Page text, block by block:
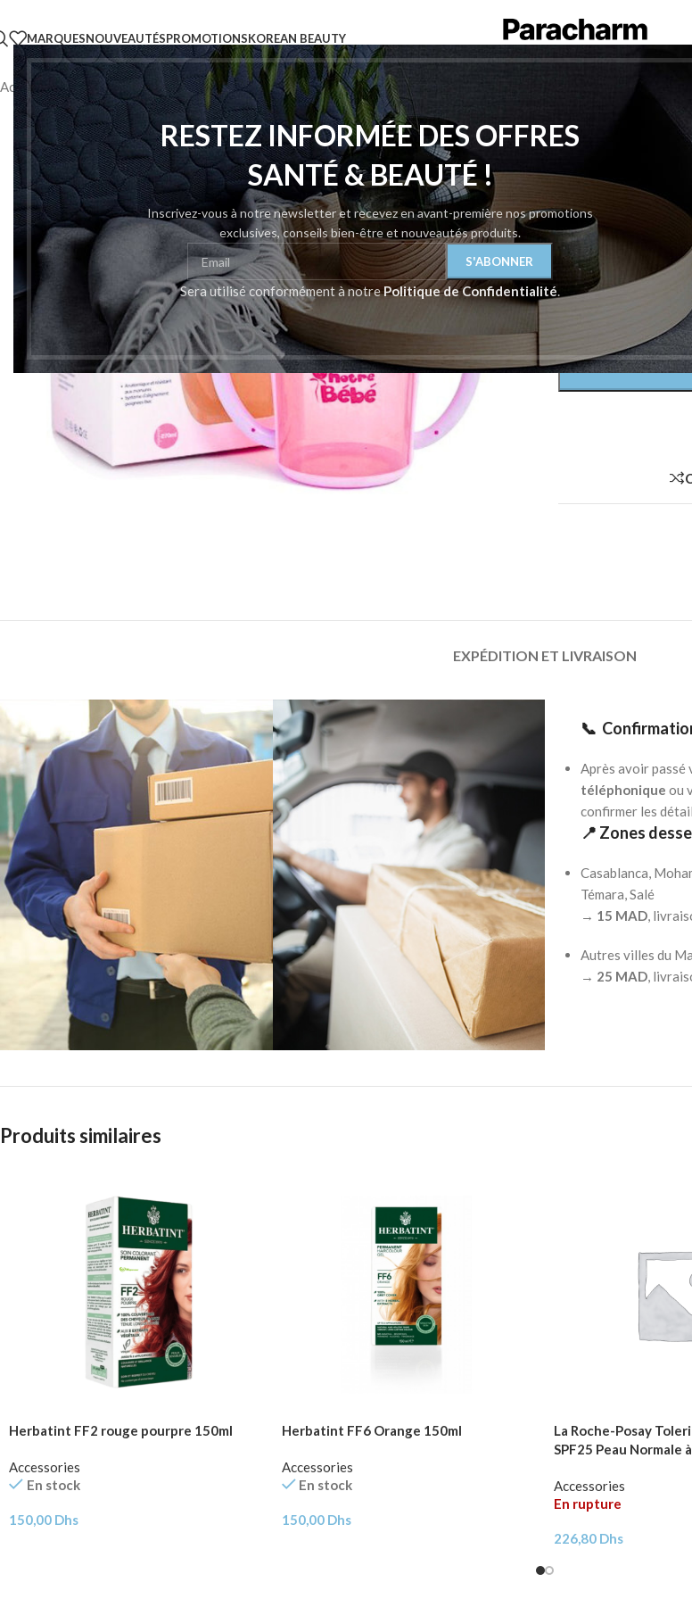
RESTEZ INFORMÉE DES OFFRES
SANTÉ & BEAUTÉ !
Inscrivez-vous à notre newsletter et recevez en avant-première nos promotions
exclusives, conseils bien-être et nouveautés produits.
Sera utilisé conformément à notrePolitique de Confidentialité.
MARQUESNOUVEAUTÉSPROMOTIONSKOREAN BEAUTY
Accueil Accessories Notre bebe Tasse d’apprentissage bec Dur +9m 270ml
Notre
EXPÉDITION ET LIVRAISON
📞
Après avoir passé
téléphonique ou
confirmer les
📍 Zones
Casablanca,
Témara, Salé
→ 15 MAD,
Autres villes du
→ 25 MAD,
Produits similaires
Herbatint FF2 rouge pourpre 150ml
Accessories
En stock
150,00 Dhs
Herbatint FF6 Orange 150ml
Accessories
En stock
150,00 Dhs
La Roche-Posay
SPF25 Peau Normale
Accessories
En rupture
226,80 Dhs